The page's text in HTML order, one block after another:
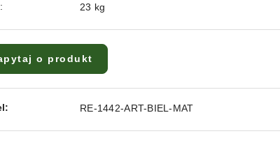
23 kg
o produkt
RE-1442-ART-BIEL-MAT